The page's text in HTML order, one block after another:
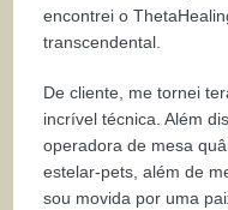
encontrei o
transcendental.
De cliente, me tornei
incrível técnica. Além
operadora de mesa
estelar-pets, além de
sou movida por uma